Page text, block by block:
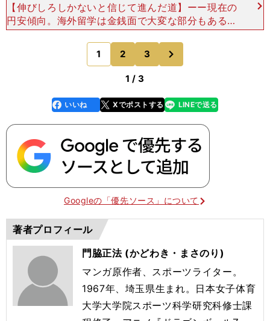
【伸びしろしかないと信じて進んだ道】ーー現在の
円安傾向。海外留学は金銭面で大変な部分もあると
思いますが、奨学金があるのでしょうか？ 僕の場
合には、借金型ではなくて給付型の留学生向け奨学
金のほか、ア
1 2 3
1 / 3
faceboo
k
いいね Xでポストする
line LINEで送る
Googleの「優先ソース」について
著者プロフィール
門脇正法 (かどわき・まさのり)
マンガ原作者、スポーツライター。
1967年、埼玉県生まれ。日本女子体育
大学大学院スポーツ科学研究科修士課